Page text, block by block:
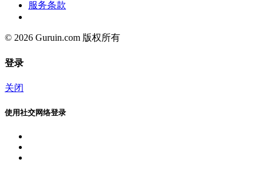
服务条款
© 2026 Guruin.com 版权所有
登录
关闭
使用社交网络登录